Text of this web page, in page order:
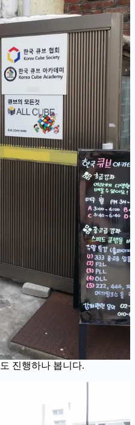
진행하나 봅니다.